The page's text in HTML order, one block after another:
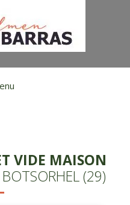
VIDE MAISON
(29)